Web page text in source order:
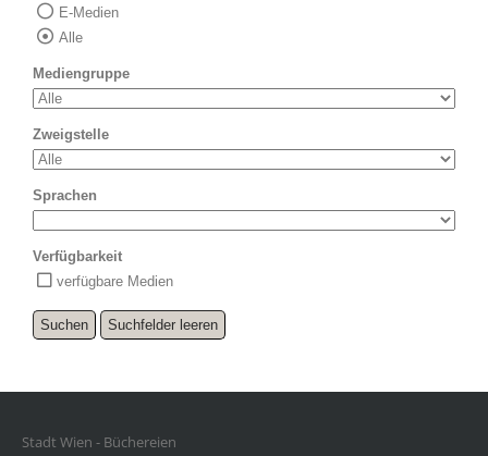
E-Medien
Alle
Mediengruppe
Zweigstelle
Sprachen
Verfügbarkeit
verfügbare Medien
Stadt Wien - Büchereien